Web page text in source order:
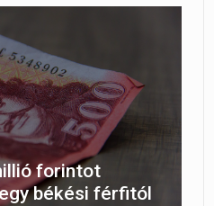
forintot
békési férfitól